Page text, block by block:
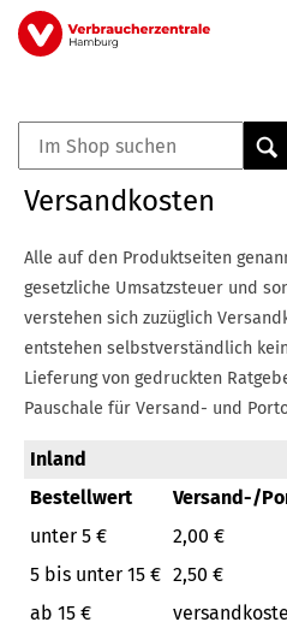
Direkt
zum
0
Versandkosten
Alle auf den Produktseiten
gesetzliche Umsatzsteuer und
verstehen sich zuzüglich
entstehen selbstverständlich
Lieferung von gedruckten
Pauschale für Versand- und
Inland
Bestellwert
Versand-/
unter 5 €
2,00 €
5 bis unter 15 € 2,50 €
ab 15 €